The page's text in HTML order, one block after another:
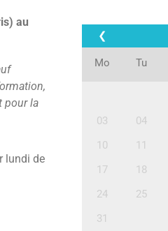
au
pour la
lundi de
❮
Mo Tu
03
04
10
11
17
18
24
25
31